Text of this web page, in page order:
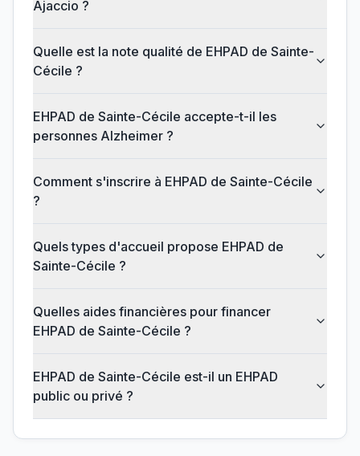
Ajaccio ?
Quelle est la note qualité de EHPAD de Sainte-
Cécile ?
EHPAD de Sainte-Cécile accepte-t-il les
personnes Alzheimer ?
Comment s'inscrire à EHPAD de Sainte-Cécile
?
Quels types d'accueil propose EHPAD de
Sainte-Cécile ?
Quelles aides financières pour financer
EHPAD de Sainte-Cécile ?
EHPAD de Sainte-Cécile est-il un EHPAD
public ou privé ?